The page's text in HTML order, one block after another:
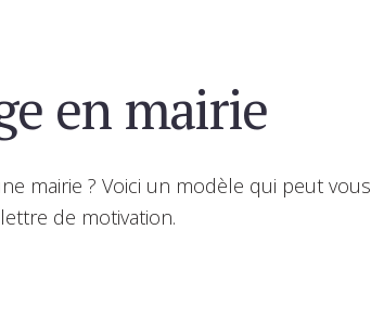
en mairie
mairie ? Voici un modèle qui peut vous
de motivation.